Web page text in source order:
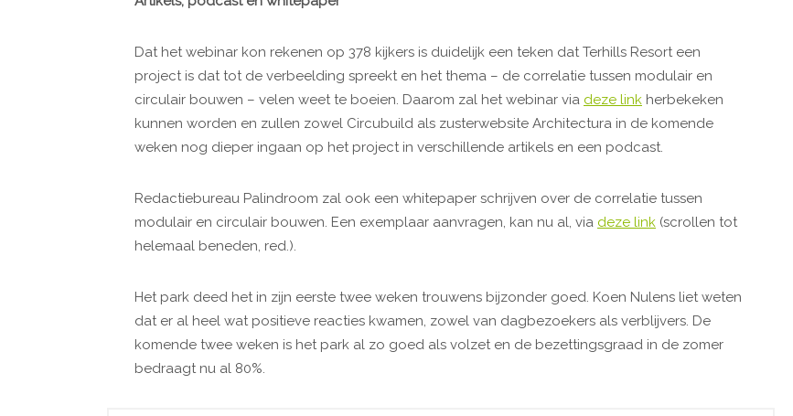
Dat het webinar kon rekenen op 378 kijkers is duidelijk een teken dat Terhills Resort een
project is dat tot de verbeelding spreekt en het thema – de correlatie tussen modulair en
circulair bouwen – velen weet te boeien. Daarom zal het webinar via deze link herbekeken
kunnen worden en zullen zowel Circubuild als zusterwebsite Architectura in de komende
weken nog dieper ingaan op het project in verschillende artikels en een podcast.
Redactiebureau Palindroom zal ook een whitepaper schrijven over de correlatie tussen
modulair en circulair bouwen. Een exemplaar aanvragen, kan nu al, via deze link (scrollen tot
helemaal beneden, red.).
Het park deed het in zijn eerste twee weken trouwens bijzonder goed. Koen Nulens liet weten
dat er al heel wat positieve reacties kwamen, zowel van dagbezoekers als verblijvers. De
komende twee weken is het park al zo goed als volzet en de bezettingsgraad in de zomer
bedraagt nu al 80%.